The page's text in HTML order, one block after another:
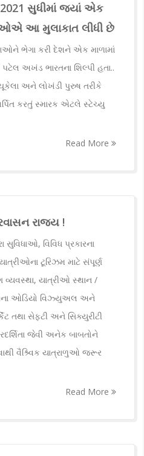
સુધીમાં જ્યાં એક
આ મુલાકાત લીધી છે
ભેગા કરી દેશને એક માળામાં
પટેલ અખંડ ભારતના શિલ્પી હતા..
અને લોખંડી પુરુષ તરીકે
કરતું સ્મારક એટલે સ્ટેચ્યુ
Read More
રાજ્ય !
સુવિધાઓ, વિવિધ પ્રકારના
ટૂરિઝમ માટે સંપૂર્ણ
વ્યવસ્થા, યાત્રીઓ સ્થાન /
ઓડિયો વિઝ્યુઅલ અને
તથા સેફ્ટી અને સિક્યુરીટી
જેવી અનેક બાબતોને
વૈશ્ર્વિક યાત્રાળુઓ જરૂર
Read More